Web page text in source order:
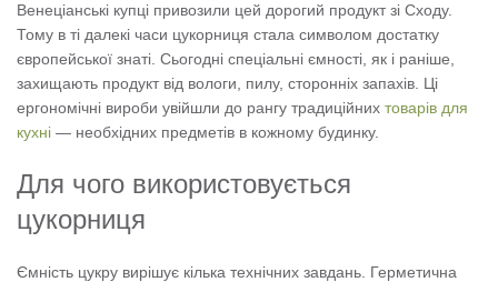
Венеціанські купці привозили цей дорогий продукт зі Сходу.
Тому в ті далекі часи цукорниця стала символом достатку
європейської знаті. Сьогодні спеціальні ємності, як і раніше,
захищають продукт від вологи, пилу, сторонніх запахів. Ці
ергономічні вироби увійшли до рангу традиційних товарів для
кухні — необхідних предметів в кожному будинку.
Для чого використовується
цукорниця
Ємність цукру вирішує кілька технічних завдань. Герметична